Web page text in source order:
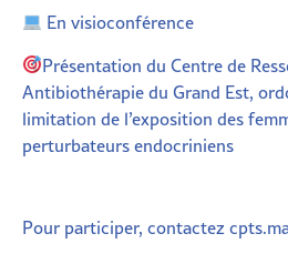
En visioconférence
Présentation du Centre de
Antibiothérapie du Grand Est,
limitation de l’exposition des
perturbateurs endocriniens
Pour participer, contactez